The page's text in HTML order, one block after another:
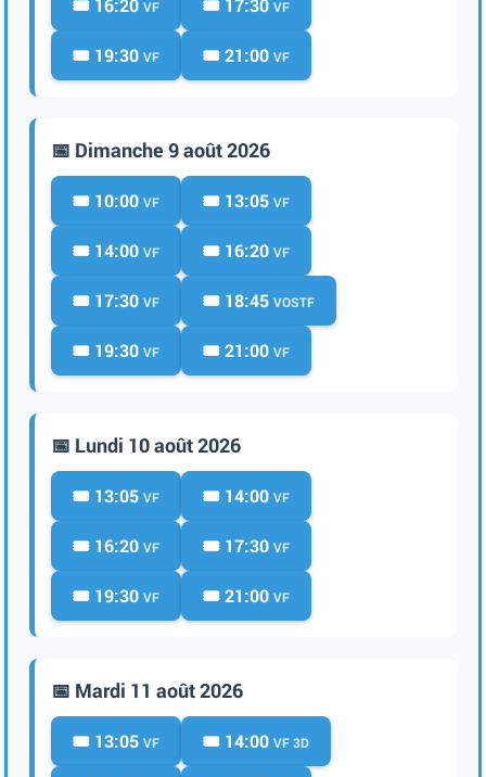
🎟️ 16:20 VF 🎟️ 17:30 VF
🎟️ 19:30 VF 🎟️ 21:00 VF
📅 Dimanche 9 août 2026
🎟️ 10:00 VF 🎟️ 13:05 VF
🎟️ 14:00 VF 🎟️ 16:20 VF
🎟️ 17:30 VF 🎟️ 18:45 VOSTF
🎟️ 19:30 VF 🎟️ 21:00 VF
📅 Lundi 10 août 2026
🎟️ 13:05 VF 🎟️ 14:00 VF
🎟️ 16:20 VF 🎟️ 17:30 VF
🎟️ 19:30 VF 🎟️ 21:00 VF
📅 Mardi 11 août 2026
🎟️ 13:05 VF 🎟️ 14:00 VF 3D